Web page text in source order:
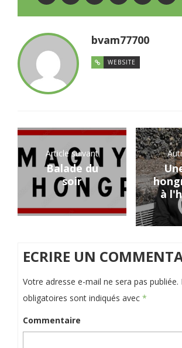
bvam77700
WEBSITE
Article suivant
Balade du
soir
à
ECRIRE UN
Votre adresse e-mail ne sera pas publiée.
obligatoires sont indiqués avec *
Commentaire